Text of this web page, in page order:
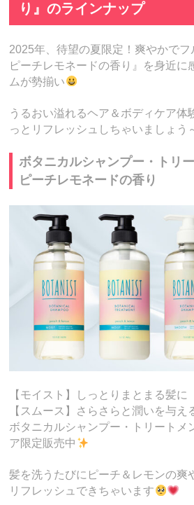
り』のラインナップ
2025年、待望の夏限定！爽やかでフ
ピーチレモネードの香り』を身近に
ムが勢揃い
うるおい溢れるヘア＆ボディケア体
っとリフレッシュしちゃいましょう
ボタニカルシャンプー・トリ
ピーチレモネードの香り
【モイスト】しっとりまとまる髪に
【スムース】さらさらと潤いを与え
ボタニカルシャンプー・トリートメ
ア限定販売中
髪を洗うたびにピーチ＆レモンの爽
リフレッシュできちゃいます